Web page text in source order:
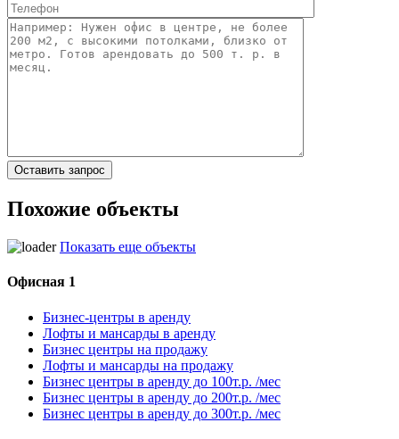
Похожие объекты
Показать еще объекты
Офисная 1
Бизнес-центры в аренду
Лофты и мансарды в аренду
Бизнес центры на продажу
Лофты и мансарды на продажу
Бизнес центры в аренду до 100т.р. /мес
Бизнес центры в аренду до 200т.р. /мес
Бизнес центры в аренду до 300т.р. /мес